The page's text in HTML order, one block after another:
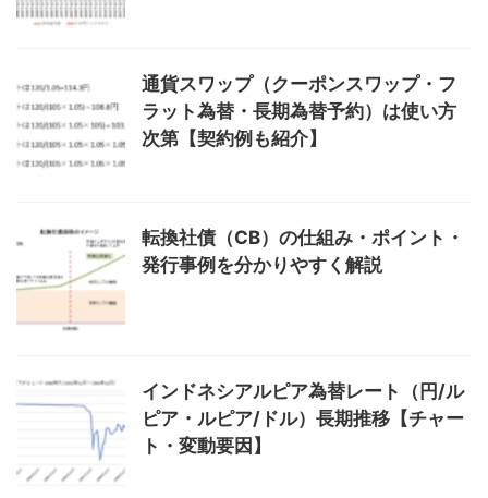
通貨スワップ（クーポンスワップ・フ
ラット為替・長期為替予約）は使い方
次第【契約例も紹介】
転換社債（CB）の仕組み・ポイント・
発行事例を分かりやすく解説
インドネシアルピア為替レート（円/ル
ピア・ルピア/ドル）長期推移【チャー
ト・変動要因】